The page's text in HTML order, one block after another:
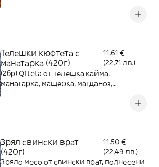
Телешки кюфтета с
манатарка (420г)
11,61 €
(22,71 лв.)
(2бр) Qfteta от телешка кайма,
манатарка, мащерка, магданоз,
Зрял свински врат
(420г)
11,50 €
(22,49 лв.)
Зряло месо от свински врат, поднесени